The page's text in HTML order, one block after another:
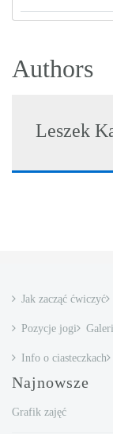
Authors
Leszek
Jak zacząć ćwiczyć
Pozycje jogi
Info o ciasteczkach
Najnowsze
Grafik zajęć